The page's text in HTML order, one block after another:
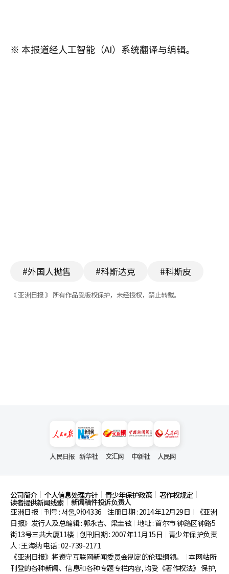
※ 本报道经人工智能（AI）系统翻译与编辑。
#外国人抛售 #科斯达克 #科斯皮
《 亚洲日报 》 所有作品受版权保护，未经授权，禁止转载。
人民日报 新华社 文汇网 中新社 人民网
公司简介 个人信息处理方针 青少年保护政策 著作权规定
读者提供新闻线索
新闻稿件投诉负责人
亚洲日报
刊号 : 서울,아04336 注册日期 : 2014年12月29日
《亚洲
日报》发行人及总编辑 : 郭永吉、梁圭铉 地址 : 首尔市钟路区钟路5
街13号三共大厦11楼 创刊日期 : 2007年11月15日
青少年保护负责
人 : 王海纳 电话 : 02-739-2171
《亚洲日报》将遵守互联网新闻委员会制定的伦理纲领。
本网站所
刊登的各种新闻、信息和各种专题专栏内容, 均受《著作权法》 保护,